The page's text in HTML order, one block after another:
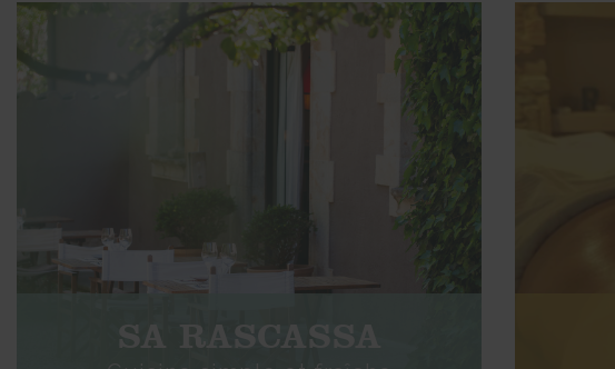
SA RASCASSA